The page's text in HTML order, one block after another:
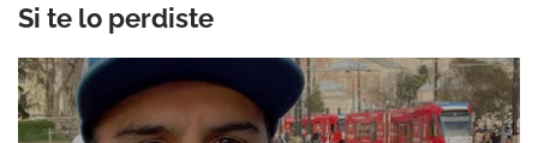
Si te lo perdiste